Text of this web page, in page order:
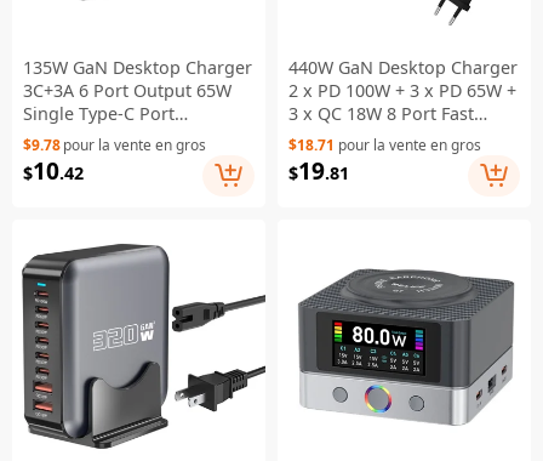
135W GaN Desktop Charger
3C+3A 6 Port Output 65W
Single Type-C Port
Charging Station for
Phones Tablets - Black / US
Plug
$9.78pour la vente en gros
$10.42
440W GaN Desktop Charger
2 x PD 100W + 3 x PD 65W +
3 x QC 18W 8 Port Fast
Charging Station - EU Plug
$18.71 pour la vente en gros
$19.81